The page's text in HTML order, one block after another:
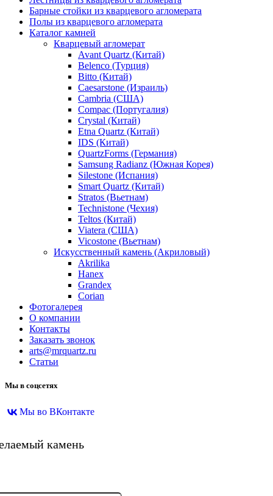
Барные стойки из кварцевого агломерата
Полы из кварцевого агломерата
Каталог камней
Кварцевый агломерат
Avant Quartz (Китай)
Belenco (Турция)
Bitto (Китай)
Caesarstone (Израиль)
Cambria (США)
Compac (Португалия)
Crystal (Китай)
Etna Quartz (Китай)
IDS (Китай)
QuartzForms (Германия)
Samsung Radianz (Южная Корея)
Silestone (Испания)
Smart Quartz (Китай)
Stratos (Вьетнам)
Technistone (Чехия)
Teltos (Китай)
Viatera (США)
Vicostone (Вьетнам)
Искусственный камень (Акриловый)
Akrilika
Hanex
Grandex
Corian
Фотогалерея
О компании
Контакты
Заказать звонок
arts@mrquartz.ru
Статьи
Мы в соцсетях
Мы во ВКонтакте
камень